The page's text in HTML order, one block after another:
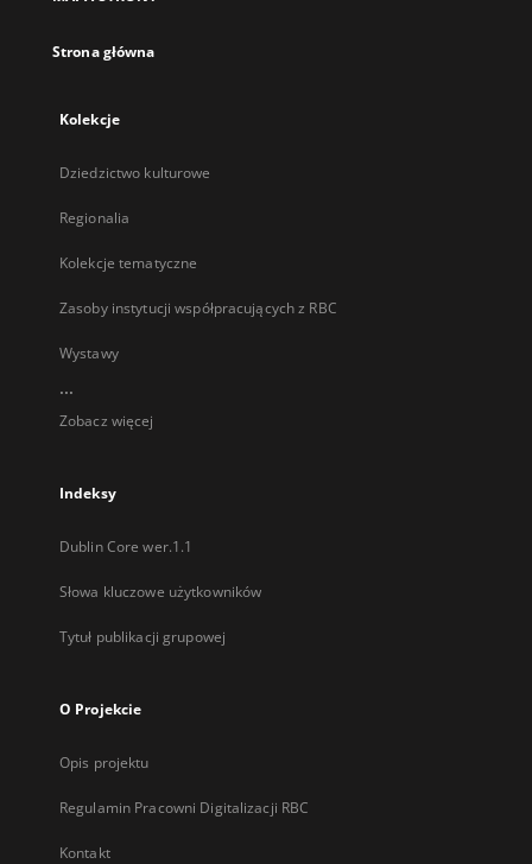
Strona główna
Kolekcje
Dziedzictwo kulturowe
Regionalia
Kolekcje tematyczne
Zasoby instytucji współpracujących z RBC
Wystawy
...
Zobacz więcej
Indeksy
Dublin Core wer.1.1
Słowa kluczowe użytkowników
Tytuł publikacji grupowej
O Projekcie
Opis projektu
Regulamin Pracowni Digitalizacji RBC
Kontakt